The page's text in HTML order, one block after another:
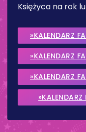
Księżyca na rok
»KALENDARZ
»KALENDARZ
»KALENDARZ